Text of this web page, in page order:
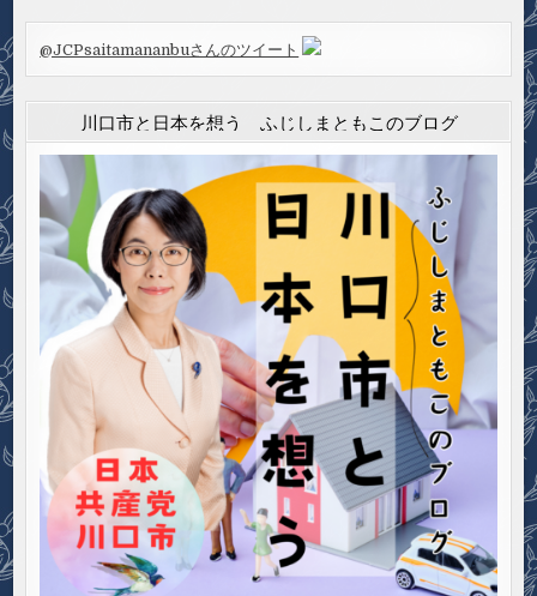
@JCPsaitamananbuさんのツイート
川口市と日本を想う ふじしまともこのブログ